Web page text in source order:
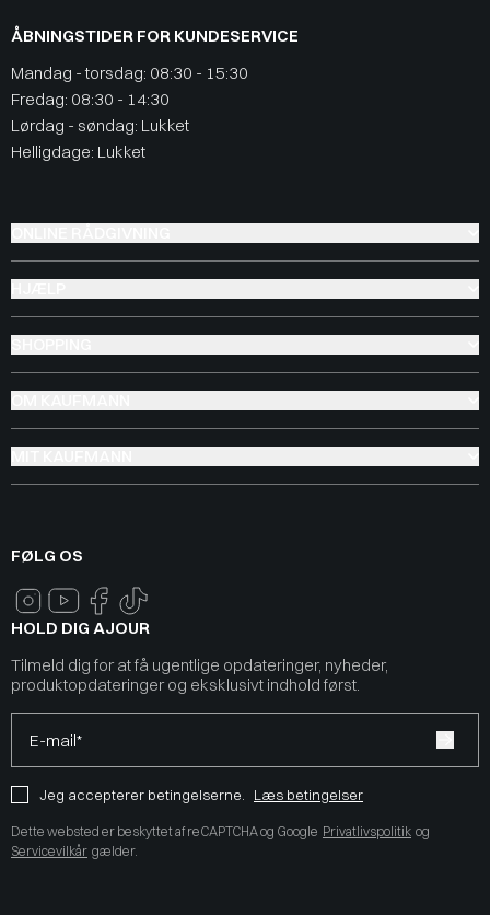
ÅBNINGSTIDER FOR KUNDESERVICE
Mandag - torsdag: 08:30 - 15:30
Fredag: 08:30 - 14:30
Lørdag - søndag: Lukket
Helligdage: Lukket
FØLG OS
HOLD DIG AJOUR
Tilmeld dig for at få ugentlige opdateringer, nyheder,
produktopdateringer og eksklusivt indhold først.
E-mail*
Jeg accepterer betingelserne. Læs betingelser
Dette websted er beskyttet af reCAPTCHA og Google Privatlivspolitik og
Servicevilkår gælder.